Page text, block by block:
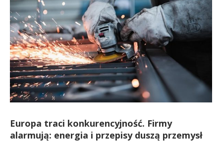
Europa traci konkurencyjność. Firmy
alarmują: energia i przepisy duszą przemysł